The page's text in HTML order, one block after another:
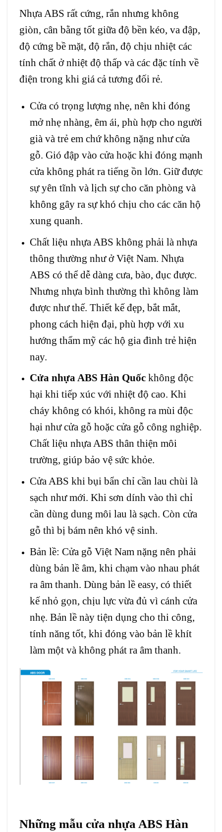
Nhựa ABS rất cứng, rắn nhưng không
giòn, cân bằng tốt giữa độ bền kéo, va đập,
độ cứng bề mặt, độ rắn, độ chịu nhiệt các
tính chất ở nhiệt độ thấp và các đặc tính về
điện trong khi giá cả tương đối rẻ.
Cửa có trọng lượng nhẹ, nên khi đóng
mở nhẹ nhàng, êm ái, phù hợp cho người
già và trẻ em chứ không nặng như cửa
gỗ. Gió đập vào cửa hoặc khi đóng mạnh
cửa không phát ra tiếng ồn lớn. Giữ được
sự yên tĩnh và lịch sự cho căn phòng và
không gây ra sự khó chịu cho các căn hộ
xung quanh.
Chất liệu nhựa ABS không phải là nhựa
thông thường như ở Việt Nam. Nhựa
ABS có thể dễ dàng cưa, bào, đục được.
Nhưng nhựa bình thường thì không làm
được như thế. Thiết kế đẹp, bắt mắt,
phong cách hiện đại, phù hợp với xu
hướng thẩm mỹ các hộ gia đình trẻ hiện
nay.
Cửa nhựa ABS Hàn Quốckhông độc
hại khi tiếp xúc với nhiệt độ cao. Khi
cháy không có khói, không ra mùi độc
hại như cửa gỗ hoặc cửa gỗ công nghiệp.
Chất liệu nhựa ABS thân thiện môi
trường, giúp bảo vệ sức khỏe.
Cửa ABS khi bụi bẩn chỉ cần lau chùi là
sạch như mới. Khi sơn dính vào thì chỉ
cần dùng dung môi lau là sạch. Còn cửa
gỗ thì bị bám nên khó vệ sinh.
Bản lề: Cửa gỗ Việt Nam nặng nên phải
dùng bản lề âm, khi chạm vào nhau phát
ra âm thanh. Dùng bản lề easy, có thiết
kế nhỏ gọn, chịu lực vừa đủ vì cánh cửa
nhẹ. Bản lề này tiện dụng cho thi công,
tính năng tốt, khi đóng vào bản lề khít
làm một và không phát ra âm thanh.
Những mẫu cửa nhựa ABS Hàn